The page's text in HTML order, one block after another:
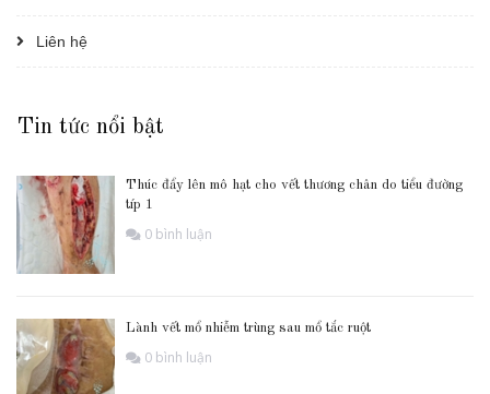
Liên hệ
Tin tức nổi bật
Thúc đẩy lên mô hạt cho vết thương chân do tiểu đường
típ 1
0 bình luận
Lành vết mổ nhiễm trùng sau mổ tắc ruột
0 bình luận